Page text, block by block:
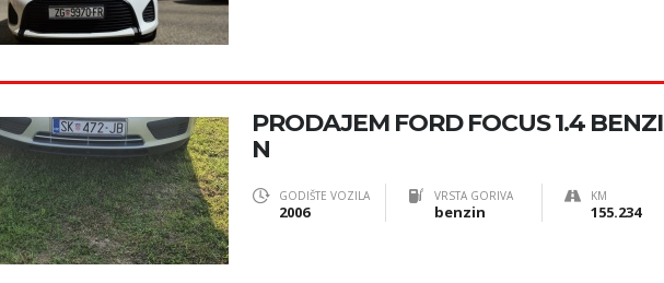
PRODAJEM FORD FOCUS 1.4 BENZI
N
GODIŠTE VOZILA
2006
VRSTA GORIVA
benzin
KM
155.234